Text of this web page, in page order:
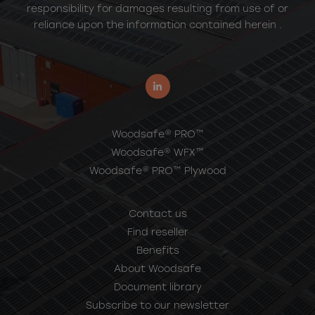
responsibility for damages resulting from use of or
reliance upon the information contained herein .
Woodsafe® PRO™
Woodsafe® WFX™
Woodsafe® PRO™ Plywood
Contact us
Find reseller
Benefits
About Woodsafe
Document library
Subscribe to our newsletter